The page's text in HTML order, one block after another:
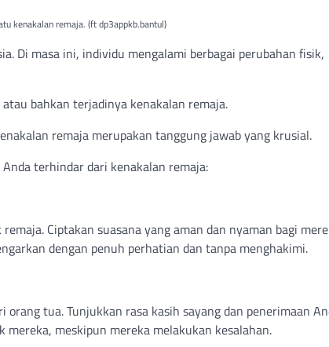
kenakalan remaja. (ft dp3appkb.bantul)
Di masa ini, individu mengalami berbagai perubahan fisik,
bahkan terjadinya kenakalan remaja.
remaja merupakan tanggung jawab yang krusial.
terhindar dari kenakalan remaja:
Ciptakan suasana yang aman dan nyaman bagi
dengan penuh perhatian dan tanpa menghakimi.
tua. Tunjukkan rasa kasih sayang dan penerimaan
meskipun mereka melakukan kesalahan.